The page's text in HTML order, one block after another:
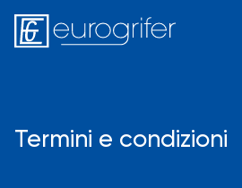
Termini e condizioni